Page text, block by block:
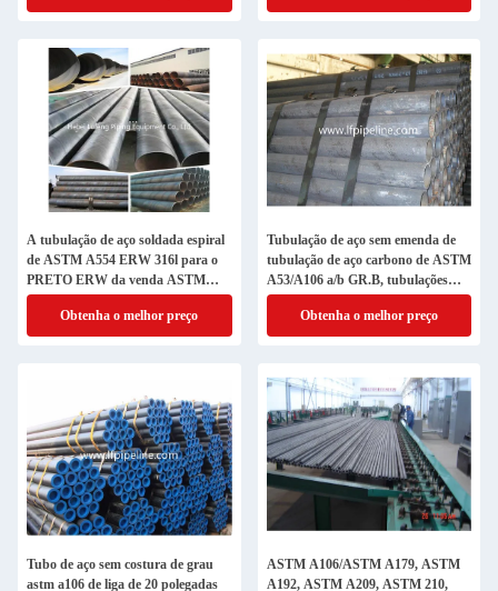
A tubulação de aço soldada espiral
de ASTM A554 ERW 316l para o
PRETO ERW da venda ASTM
A53 BS1387 SOLDOU A
TUBULAÇÃO DE AÇO
Obtenha o melhor preço
Tubulação de aço sem emenda de
tubulação de aço carbono de ASTM
A53/A106 a/b GR.B, tubulações
sem emenda fluidas de /oil/gas do
qualit altoObtenha o melhor preço
Tubo de aço sem costura de grau
astm a106 de liga de 20 polegadas
ASTM A106/ASTM A179, ASTM
A192, ASTM A209, ASTM 210,